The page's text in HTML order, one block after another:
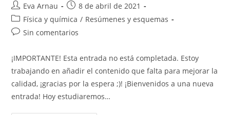
Autor
de
la
entrada:
Eva Arnau
Publicación
de
entrada:
8 de abril de 2021
Categoría
de
Física y química / Resúmenes y esquemas
Comentarios
la
entrada:
Sin comentarios
¡IMPORTANTE! Esta entrada no está completada. Estoy
trabajando en añadir el contenido que falta para mejorar la
calidad, ¡gracias por la espera ;)! ¡Bienvenidos a una nueva
entrada! Hoy estudiaremos…